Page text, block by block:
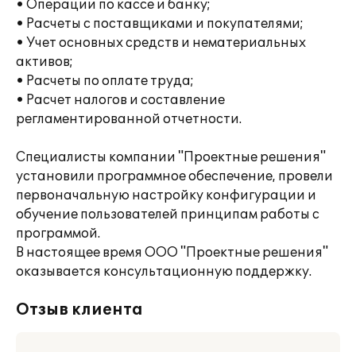
• Операции по кассе и банку;
• Расчеты с поставщиками и покупателями;
• Учет основных средств и нематериальных
активов;
• Расчеты по оплате труда;
• Расчет налогов и составление
регламентированной отчетности.
Специалисты компании "Проектные решения"
установили программное обеспечение, провели
первоначальную настройку конфигурации и
обучение пользователей принципам работы с
программой.
В настоящее время ООО "Проектные решения"
оказывается консультационную поддержку.
Отзыв клиента